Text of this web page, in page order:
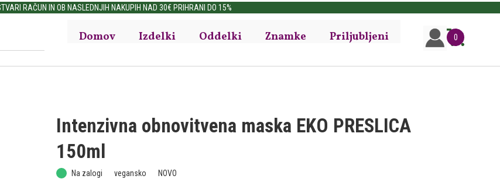
RAČUN IN OB NASLEDNJIH NAKUPIH NAD 30€ PRIHRANI DO 15%
Domov Izdelki Oddelki Znamke Priljubljeni 0
Intenzivna obnovitvena maska EKO PRESLICA
150ml
Na zalogi vegansko NOVO